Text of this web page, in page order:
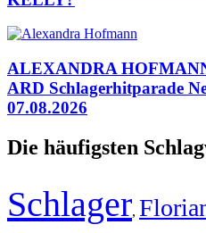
ALEXANDRA
ARD Schlagerhitparade
07.08.2026
Die häufigsten
Schlager,